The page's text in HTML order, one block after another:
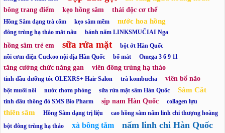
bông trang điểm kẹo hồng sâm thải độc cơ thể
Hồng Sâm dạng trà cốm kẹo sâm mềm nước hoa hồng
đông trùng hạ thảo mắt nâu bánh nấm LINKSMUČIAI Nga
hồng sâm trẻ em sữa rửa mặt
bột ớt Hàn Quốc
nồi cơm điện Cuckoo nội địa Hàn Quốc
bổ mắt Omega 3 6 9 11
tăng cường chức năng gan viên đông trùng hạ thảo
tinh dầu dưỡng tóc OLEXRS+ Hair Salon trà kombucha viên bổ não
bột muối nổi nước thơm phòng sữa rửa mặt sâm Hàn Quốc Sâm Cắt
tinh dầu thông đỏ SMS Bio Pharm sịp nam Hàn Quốc collagen lựu
thiên sâm Hồng Sâm dạng trị liệu
cao hồng sâm nấm linh chi thượng hoàng
bột đông trùng hạ thảo
xà bông tắm nấm linh chi Hàn Quốc